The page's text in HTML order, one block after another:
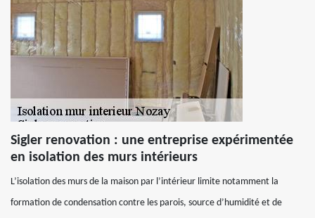
Sigler renovation : une entreprise expérimentée
en isolation des murs intérieurs
L’isolation des murs de la maison par l’intérieur limite notamment la
formation de condensation contre les parois, source d’humidité et de